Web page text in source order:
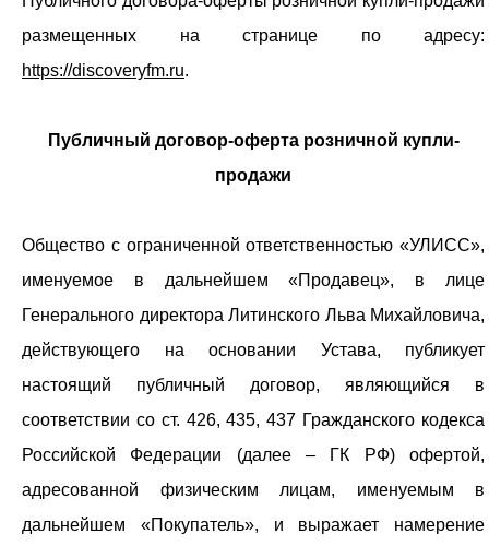
размещенных на странице по адресу:
https://discoveryfm.ru.
Публичный договор-оферта розничной купли-
продажи
Общество с ограниченной ответственностью «УЛИСС»,
именуемое в дальнейшем «Продавец», в лице
Генерального директора Литинского Льва Михайловича,
действующего на основании Устава, публикует
настоящий публичный договор, являющийся в
соответствии со ст. 426, 435, 437 Гражданского кодекса
Российской Федерации (далее – ГК РФ) офертой,
адресованной физическим лицам, именуемым в
дальнейшем «Покупатель», и выражает намерение